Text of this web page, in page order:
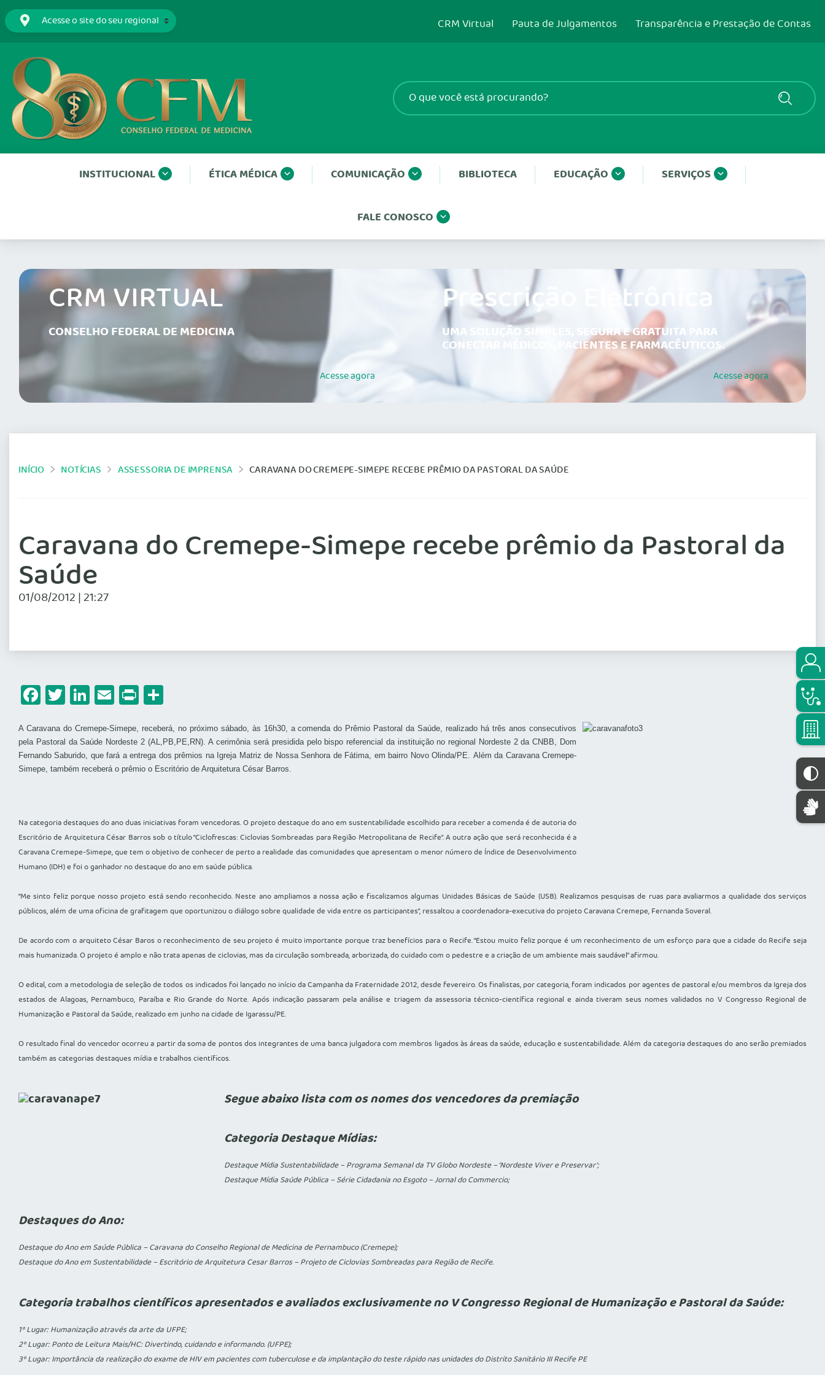
CRM Virtual Pauta de Julgamentos Transparência e Prestação de Contas
INSTITUCIONAL ÉTICA MÉDICA COMUNICAÇÃO BIBLIOTECA EDUCAÇÃO SERVIÇOS
FALE CONOSCO
CRM VIRTUAL
CONSELHO FEDERAL DE MEDICINA
Acesseagora
Prescrição Eletrônica
UMA SOLUÇÃO SIMPLES, SEGURA E GRATUITA PARA
CONECTAR MÉDICOS, PACIENTES E FARMACÊUTICOS.
Acesseagora
INÍCIO NOTÍCIAS ASSESSORIA DE IMPRENSA CARAVANA DO CREMEPE-SIMEPE RECEBE PRÊMIO DA PASTORAL DA SAÚDE
Caravana do Cremepe-Simepe recebe prêmio da Pastoral da
Saúde
01/08/2012 | 21:27
Facebook
Twitter
LinkedIn
Email
Print
A Caravana do Cremepe-Simepe, receberá, no próximo sábado, às 16h30, a comenda do Prêmio Pastoral da Saúde, realizado há três anos consecutivos
pela Pastoral da Saúde Nordeste 2 (AL,PB,PE,RN). A cerimônia será presidida pelo bispo referencial da instituição no regional Nordeste 2 da CNBB, Dom
Fernando Saburido, que fará a entrega dos prêmios na Igreja Matriz de Nossa Senhora de Fátima, em bairro Novo Olinda/PE. Além da Caravana Cremepe-
Simepe, também receberá o prêmio o Escritório de Arquitetura César Barros.
Na categoria destaques do ano duas iniciativas foram vencedoras. O projeto destaque do ano em sustentabilidade escolhido para receber a comenda é de autoria do
Escritório de Arquitetura César Barros sob o título “Ciclofrescas: Ciclovias Sombreadas para Região Metropolitana de Recife”. A outra ação que será reconhecida é a
Caravana Cremepe-Simepe, que tem o objetivo de conhecer de perto a realidade das comunidades que apresentam o menor número de Índice de Desenvolvimento
Humano (IDH) e foi o ganhador no destaque do ano em saúde pública.
“Me sinto feliz porque nosso projeto está sendo reconhecido. Neste ano ampliamos a nossa ação e fiscalizamos algumas Unidades Básicas de Saúde (USB). Realizamos pesquisas de ruas para avaliarmos a qualidade dos serviços
públicos, além de uma oficina de grafitagem que oportunizou o diálogo sobre qualidade de vida entre os participantes”, ressaltou a coordenadora-executiva do projeto Caravana Cremepe, Fernanda Soveral.
De acordo com o arquiteto César Baros o reconhecimento de seu projeto é muito importante porque traz benefícios para o Recife. “Estou muito feliz porque é um reconhecimento de um esforço para que a cidade do Recife seja
mais humanizada. O projeto é amplo e não trata apenas de ciclovias, mas da circulação sombreada, arborizada, do cuidado com o pedestre e a criação de um ambiente mais saudável” afirmou.
O edital, com a metodologia de seleção de todos os indicados foi lançado no início da Campanha da Fraternidade 2012, desde fevereiro. Os finalistas, por categoria, foram indicados por agentes de pastoral e/ou membros da Igreja dos
estados de Alagoas, Pernambuco, Paraíba e Rio Grande do Norte. Após indicação passaram pela análise e triagem da assessoria técnico-científica regional e ainda tiveram seus nomes validados no V Congresso Regional de
Humanização e Pastoral da Saúde, realizado em junho na cidade de Igarassu/PE.
O resultado final do vencedor ocorreu a partir da soma de pontos dos integrantes de uma banca julgadora com membros ligados às áreas da saúde, educação e sustentabilidade. Além da categoria destaques do ano serão premiados
também as categorias destaques mídia e trabalhos científicos.
Segue abaixo lista com os nomes dos vencedores da premiação
Categoria Destaque Mídias:
Destaque Mídia Sustentabilidade – Programa Semanal da TV Globo Nordeste – ‘Nordeste Viver e Preservar’;
Destaque Mídia Saúde Pública – Série Cidadania no Esgoto – Jornal do Commercio;
Destaques do Ano:
Destaque do Ano em Saúde Pública – Caravana do Conselho Regional de Medicina de Pernambuco (Cremepe);
Destaque do Ano em Sustentabilidade – Escritório de Arquitetura Cesar Barros – Projeto de Ciclovias Sombreadas para Região de Recife.
Categoria trabalhos científicos apresentados e avaliados exclusivamente no V Congresso Regional de Humanização e Pastoral da Saúde:
1º Lugar: Humanização através da arte da UFPE;
2º Lugar: Ponto de Leitura Mais/HC: Divertindo, cuidando e informando. (UFPE);
3º Lugar: Importância da realização do exame de HIV em pacientes com tuberculose e da implantação do teste rápido nas unidades do Distrito Sanitário III Recife PE